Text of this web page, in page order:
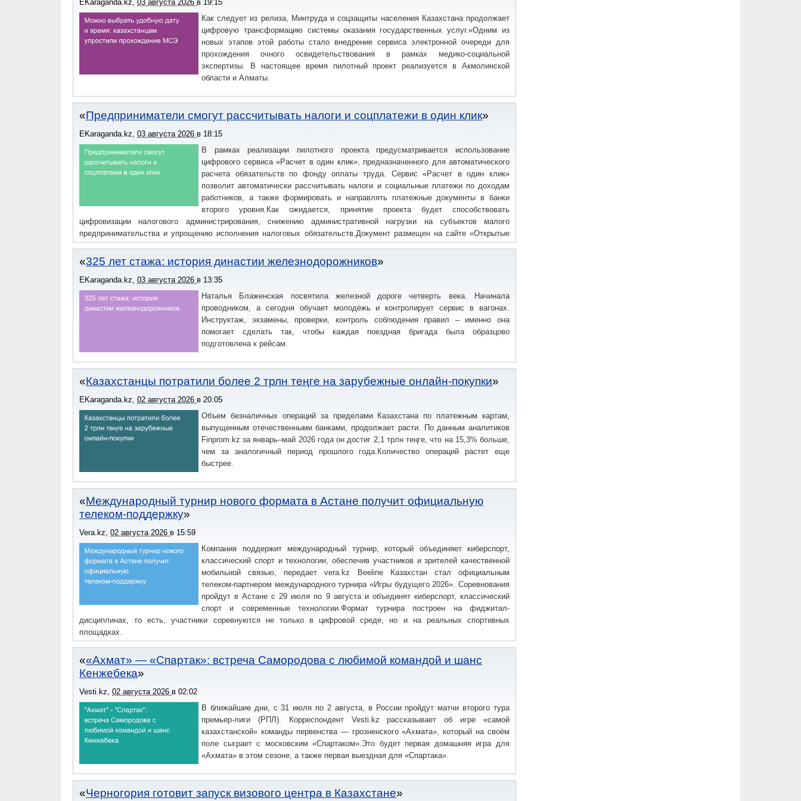
EKaraganda.kz 03 августа 2026 в 19:15
Как следует из релиза, Минтруда и соцзащиты населения Казахстана продолжает
цифровую трансформацию системы оказания государственных услуг.«Одним из
новых этапов этой работы стало внедрение сервиса электронной очереди для
прохождения очного освидетельствования в рамках медико-социальной
экспертизы. В настоящее время пилотный проект реализуется в Акмолинской
области и Алматы.
Предприниматели смогут рассчитывать налоги и соцплатежи в один клик
EKaraganda.kz 03 августа 2026 в 18:15
В рамках реализации пилотного проекта предусматривается использование
цифрового сервиса «Расчет в один клик», предназначенного для автоматического
расчета обязательств по фонду оплаты труда. Сервис «Расчет в один клик»
позволит автоматически рассчитывать налоги и социальные платежи по доходам
работников, а также формировать и направлять платежные документы в банки
второго уровня.Как ожидается, принятие проекта будет способствовать
цифровизации налогового администрирования, снижению административной нагрузки на субъектов малого
предпринимательства и упрощению исполнения налоговых обязательств.Документ размещен на сайте «Открытые
НПА» для публичного обсуждения до 14 августа.
325 лет стажа: история династии железнодорожников
EKaraganda.kz 03 августа 2026 в 13:35
Наталья Блаженская посвятила железной дороге четверть века. Начинала
проводником, а сегодня обучает молодёжь и контролирует сервис в вагонах.
Инструктаж, экзамены, проверки, контроль соблюдения правил – именно она
помогает сделать так, чтобы каждая поездная бригада была образцово
подготовлена к рейсам.
Казахстанцы потратили более 2 трлн теңге на зарубежные онлайн-покупки
EKaraganda.kz 02 августа 2026 в 20:05
Объем безналичных операций за пределами Казахстана по платежным картам,
выпущенным отечественными банками, продолжает расти. По данным аналитиков
Finprom.kz за январь–май 2026 года он достиг 2,1 трлн теңге, что на 15,3% больше,
чем за аналогичный период прошлого года.Количество операций растет еще
быстрее.
Международный турнир нового формата в Астане получит официальную
телеком-поддержку
Vera.kz 02 августа 2026 в 15:59
Компания поддержит международный турнир, который объединяет киберспорт,
классический спорт и технологии, обеспечив участников и зрителей качественной
мобильной связью, передает vera.kz Beeline Казахстан стал официальным
телеком-партнером международного турнира «Игры будущего 2026». Соревнования
пройдут в Астане с 29 июля по 9 августа и объединят киберспорт, классический
спорт и современные технологии.Формат турнира построен на фиджитал-
дисциплинах, то есть, участники соревнуются не только в цифровой среде, но и на реальных спортивных
площадках.
«Ахмат» — «Спартак»: встреча Самородова с любимой командой и шанс
Кенжебека
Vesti.kz 02 августа 2026 в 02:02
В ближайшие дни, с 31 июля по 2 августа, в России пройдут матчи второго тура
премьер-лиги (РПЛ). Корреспондент Vesti.kz рассказывает об игре «самой
казахстанской» команды первенства — грозненского «Ахмата», который на своём
поле сыграет с московским «Спартаком».Это будет первая домашняя игра для
«Ахмата» в этом сезоне, а также первая выездная для «Спартака».
Черногория готовит запуск визового центра в Казахстане